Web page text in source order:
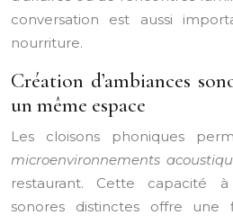
conversation est aussi
nourriture.
Création d’ambiances
un même espace
Les cloisons phoniques
microenvironnements
restaurant. Cette capacité
sonores distinctes offre une